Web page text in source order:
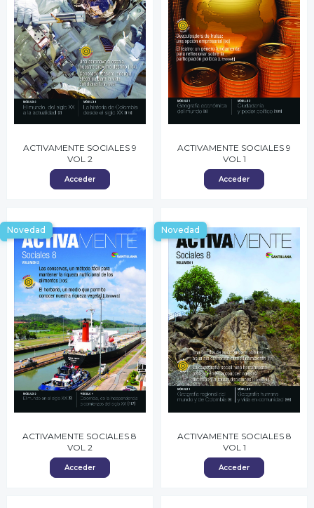
ACTIVAMENTE SOCIALES 9
VOL 2
Acceder
ACTIVAMENTE SOCIALES 9
VOL 1
Acceder
Novedad
ACTIVAMENTE SOCIALES 8
VOL 2
Acceder
Novedad
ACTIVAMENTE SOCIALES 8
VOL 1
Acceder